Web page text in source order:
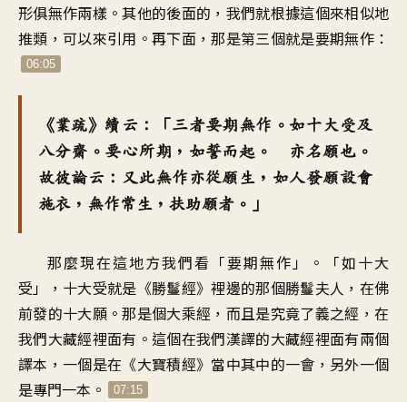
形俱無作兩樣。其他的後面的，我們就根據這個來相似地
推類，可以來引用。再下面，那是第三個就是要期無作：
06:05
《業疏》續云：「三者要期無作。如十大受及
八分齋。要心所期，如誓而起。 亦名願也。
故彼論云：又此無作亦從願生，如人發願設會
施衣，無作常生，扶助願者。」
那麼現在這地方我們看「要期無作」。「如十大
受」，十大受就是《勝鬘經》裡邊的那個勝鬘夫人，在佛
前發的十大願。那是個大乘經，而且是究竟了義之經，在
我們大藏經裡面有。這個在我們漢譯的大藏經裡面有兩個
譯本，一個是在《大寶積經》當中其中的一會，另外一個
是專門一本。
07:15